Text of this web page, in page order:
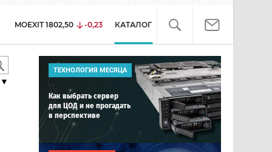
MOEXIT 1802,50 -0,23 КАТАЛОГ
ТЕХНОЛОГИЯ МЕСЯЦА
Как выбрать сервер
для ЦОД и не прогадать
в перспективе